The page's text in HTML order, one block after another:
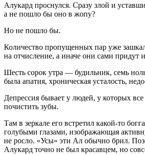
Алукард проснулся. Сразу злой и
а не пошло бы оно в жопу?
Но не пошло бы.
Количество пропущенных пар уже
на отчисление, а иначе они сами придут
Шесть сорок утра — будильник, семь
была апатия, хроническая усталость,
Депрессия бывает у людей, у которых
почистить зубы.
Там в зеркале его встретил какой-то
голубыми глазами, изображающая
не росло. «Усы» эти Ал обычно брил.
Алукард точно не был красавцем, но